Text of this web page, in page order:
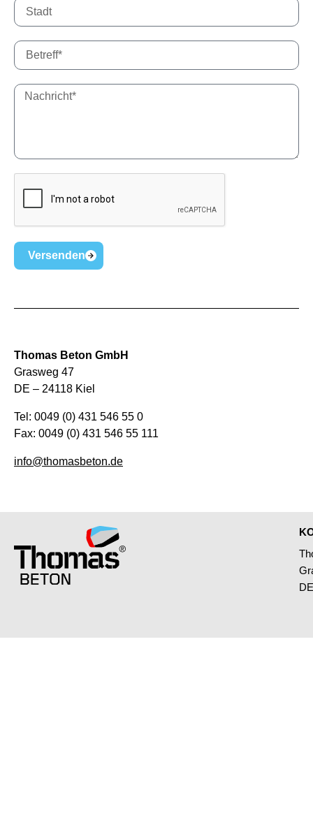
Versenden
Thomas Beton GmbH
Grasweg 47
DE – 24118 Kiel
Tel: 0049 (0) 431 546 55 0
Fax: 0049 (0) 431 546 55 111
info@thomasbeton.de